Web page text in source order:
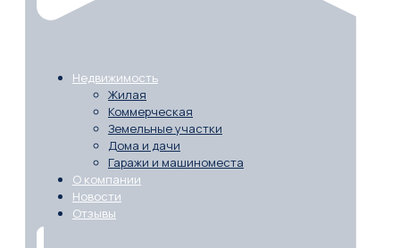
Недвижимость
Жилая
Коммерческая
Земельные участки
Дома и дачи
Гаражи и машиноместа
О компании
Новости
Отзывы